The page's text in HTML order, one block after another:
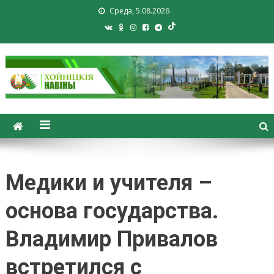
Среда, 5.08.2026
Хойники. Хойнiцкiя навiны.
Новости Хойник. Районная
Медики и учителя –
основа государства.
Владимир Привалов
встретился с